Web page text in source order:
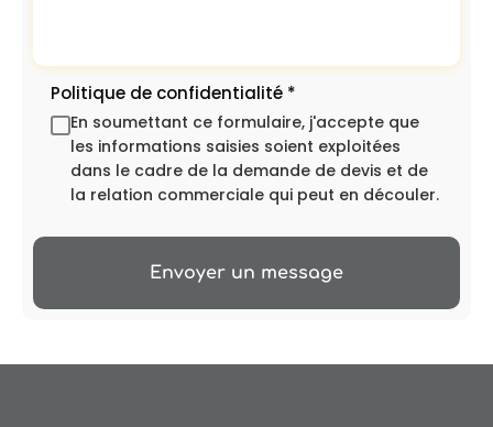
Politique de confidentialité *
En soumettant ce formulaire, j'accepte que
les informations saisies soient exploitées
dans le cadre de la demande de devis et de
la relation commerciale qui peut en découler.
Envoyer un message